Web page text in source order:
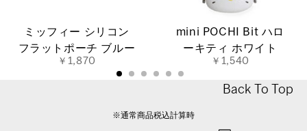
ミッフィー シリコン
フラットポーチ ブルー
￥1,870
mini POCHI Bit ハロ
ーキティ ホワイト
￥1,540
Back To Top
※通常商品税込計算時